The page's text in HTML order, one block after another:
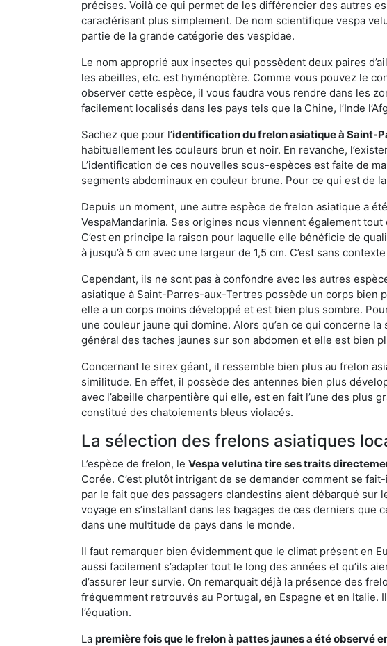
précises. Voilà ce qui permet de les différencier des autres
caractérisant plus simplement. De nom scientifique vespa
partie de la grande catégorie des vespidae.
Le nom approprié aux insectes qui possèdent deux paires
les abeilles, etc. est hyménoptère. Comme vous pouvez le
observer cette espèce, il vous faudra vous rendre dans les
facilement localisés dans les pays tels que la Chine, l’Inde
Sachez que pour l’identification du frelon asiatiqueà Saint-
habituellement les couleurs brun et noir. En revanche,
L’identification de ces nouvelles sous-espèces est faite de
segments abdominaux en couleur brune. Pour ce qui est de
Depuis un moment, une autre espèce de frelon asiatique a
VespaMandarinia. Ses origines nous viennent également
C’est en principe la raison pour laquelle elle bénéficie de
à jusqu’à 5 cm avec une largeur de 1,5 cm. C’est sans
Cependant, ils ne sont pas à confondre avec les autres
asiatique à Saint-Parres-aux-Tertres possède un corps bien
elle a un corps moins développé et est bien plus sombre.
une couleur jaune qui domine. Alors qu’en ce qui concerne
général des taches jaunes sur son abdomen et elle est bien
Concernant le sirex géant, il ressemble bien plus au frelon
similitude. En effet, il possède des antennes bien plus
avec l’abeille charpentière qui elle, est en fait l’une des plus
constitué des chatoiements bleus violacés.
La sélection des frelons asiatiques
L’espèce de frelon, le Vespa velutina tire ses traits
Corée. C’est plutôt intrigant de se demander comment se
par le fait que des passagers clandestins aient débarqué
voyage en s’installant dans les bagages de ces derniers
dans une multitude de pays dans le monde.
Il faut remarquer bien évidemment que le climat présent en
aussi facilement s’adapter tout le long des années et qu’ils
d’assurer leur survie. On remarquait déjà la présence des
fréquemment retrouvés au Portugal, en Espagne et en Italie.
l’équation.
La première fois que le frelon à pattes jaunes a été observé